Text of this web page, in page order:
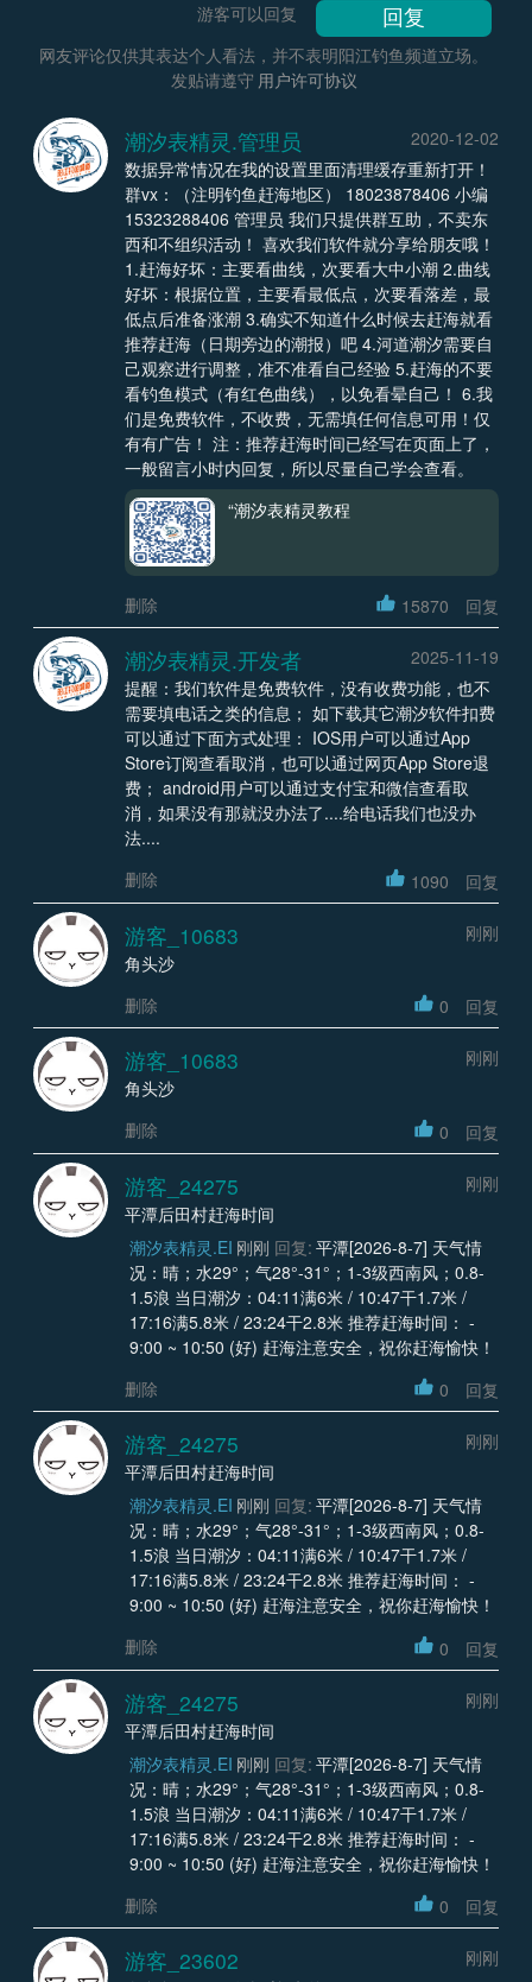
游客可以回复
网友评论仅供其表达个人看法，并不表明阳江钓鱼频道立场。
发贴请遵守 用户许可协议
潮汐表精灵.管理员
2020-12-02
数据异常情况在我的设置里面清理缓存重新打开！
群vx：（注明钓鱼赶海地区） 18023878406 小编
15323288406 管理员 我们只提供群互助，不卖东
西和不组织活动！ 喜欢我们软件就分享给朋友哦！
1.赶海好坏：主要看曲线，次要看大中小潮 2.曲线
好坏：根据位置，主要看最低点，次要看落差，最
低点后准备涨潮 3.确实不知道什么时候去赶海就看
推荐赶海（日期旁边的潮报）吧 4.河道潮汐需要自
己观察进行调整，准不准看自己经验 5.赶海的不要
看钓鱼模式（有红色曲线），以免看晕自己！ 6.我
们是免费软件，不收费，无需填任何信息可用！仅
有有广告！ 注：推荐赶海时间已经写在页面上了，
一般留言小时内回复，所以尽量自己学会查看。
“潮汐表精灵教程
删除 15870 回复
潮汐表精灵.开发者
2025-11-19
提醒：我们软件是免费软件，没有收费功能，也不
需要填电话之类的信息； 如下载其它潮汐软件扣费
可以通过下面方式处理： IOS用户可以通过App
Store订阅查看取消，也可以通过网页App Store退
费； android用户可以通过支付宝和微信查看取
消，如果没有那就没办法了....给电话我们也没办
法....
删除
1090 回复
游客_10683
刚刚
角头沙
删除
0 回复
游客_10683
刚刚
角头沙
删除
0 回复
游客_24275
刚刚
平潭后田村赶海时间
潮汐表精灵.EI 刚刚 回复: 平潭[2026-8-7] 天气情
况：晴；水29°；气28°-31°；1-3级西南风；0.8-
1.5浪 当日潮汐：04:11满6米 / 10:47干1.7米 /
17:16满5.8米 / 23:24干2.8米 推荐赶海时间： -
9:00 ~ 10:50 (好) 赶海注意安全，祝你赶海愉快！
删除
0 回复
游客_24275
刚刚
平潭后田村赶海时间
潮汐表精灵.EI 刚刚 回复: 平潭[2026-8-7] 天气情
况：晴；水29°；气28°-31°；1-3级西南风；0.8-
1.5浪 当日潮汐：04:11满6米 / 10:47干1.7米 /
17:16满5.8米 / 23:24干2.8米 推荐赶海时间： -
9:00 ~ 10:50 (好) 赶海注意安全，祝你赶海愉快！
删除
0 回复
游客_24275
刚刚
平潭后田村赶海时间
潮汐表精灵.EI 刚刚 回复: 平潭[2026-8-7] 天气情
况：晴；水29°；气28°-31°；1-3级西南风；0.8-
1.5浪 当日潮汐：04:11满6米 / 10:47干1.7米 /
17:16满5.8米 / 23:24干2.8米 推荐赶海时间： -
9:00 ~ 10:50 (好) 赶海注意安全，祝你赶海愉快！
删除
0 回复
游客_23602
刚刚